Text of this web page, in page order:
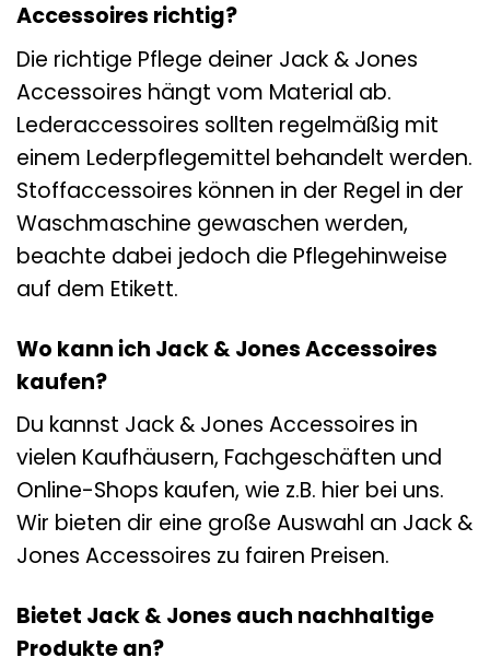
Accessoires richtig?
Die richtige Pflege deiner Jack & Jones
Accessoires hängt vom Material ab.
Lederaccessoires sollten regelmäßig mit
einem Lederpflegemittel behandelt werden.
Stoffaccessoires können in der Regel in der
Waschmaschine gewaschen werden,
beachte dabei jedoch die Pflegehinweise
auf dem Etikett.
Wo kann ich Jack & Jones Accessoires
kaufen?
Du kannst Jack & Jones Accessoires in
vielen Kaufhäusern, Fachgeschäften und
Online-Shops kaufen, wie z.B. hier bei uns.
Wir bieten dir eine große Auswahl an Jack &
Jones Accessoires zu fairen Preisen.
Bietet Jack & Jones auch nachhaltige
Produkte an?